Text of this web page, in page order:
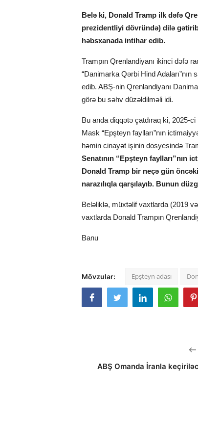
Belə ki, Donald Tramp ilk dəfə
prezidentliyi dövründə) dilə
həbsxanada intihar edib.
Trampın Qrenlandiyanı ikinci dəfə
“Danimarka Qərbi Hind Adaları”nın
edib. ABŞ-nin Qrenlandiyanı
görə bu səhv düzəldilməli idi.
Bu anda diqqətə çatdıraq ki, 2025-
Mask “Epşteyn faylları”nın
həmin cinayət işinin dosyesində
Senatının “Epşteyn faylları”nın
Donald Tramp bir neçə gün öncəki
narazılıqla qarşılayıb. Bunun
Beləliklə, müxtəlif vaxtlarda (2019
vaxtlarda Donald Trampın
Banu
Mövzular: Epşteyn adası
ABŞ Omanda İranla